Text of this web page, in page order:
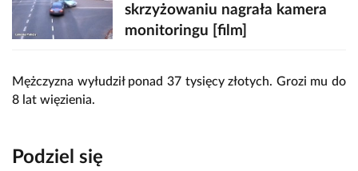
skrzyżowaniu nagrała kamera
monitoringu [film]
Mężczyzna wyłudził ponad 37 tysięcy złotych. Grozi mu do
8 lat więzienia.
Podziel się